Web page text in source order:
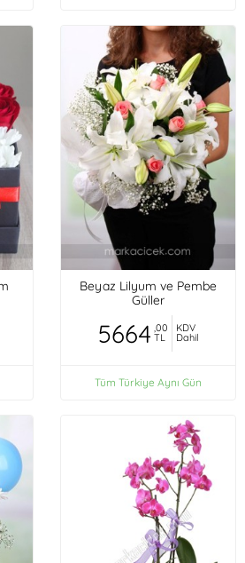
Beyaz Lilyum ve Pembe
Güller
5664 ,00
TL
KDV
Dahil
Tüm Türkiye Aynı Gün